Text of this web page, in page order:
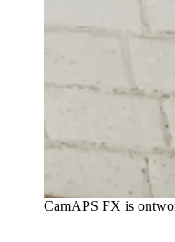
CamAPS FX is